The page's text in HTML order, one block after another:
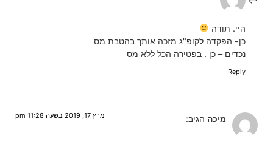
היי. תודה
כן- הפקדה לקופ"ג מזכה אותך בהטבת מס
נכדים – כן . בפטירה הכל ללא מס
Reply
מיכה הגיב: מרץ 17, 2019 בשעה 11:28 pm